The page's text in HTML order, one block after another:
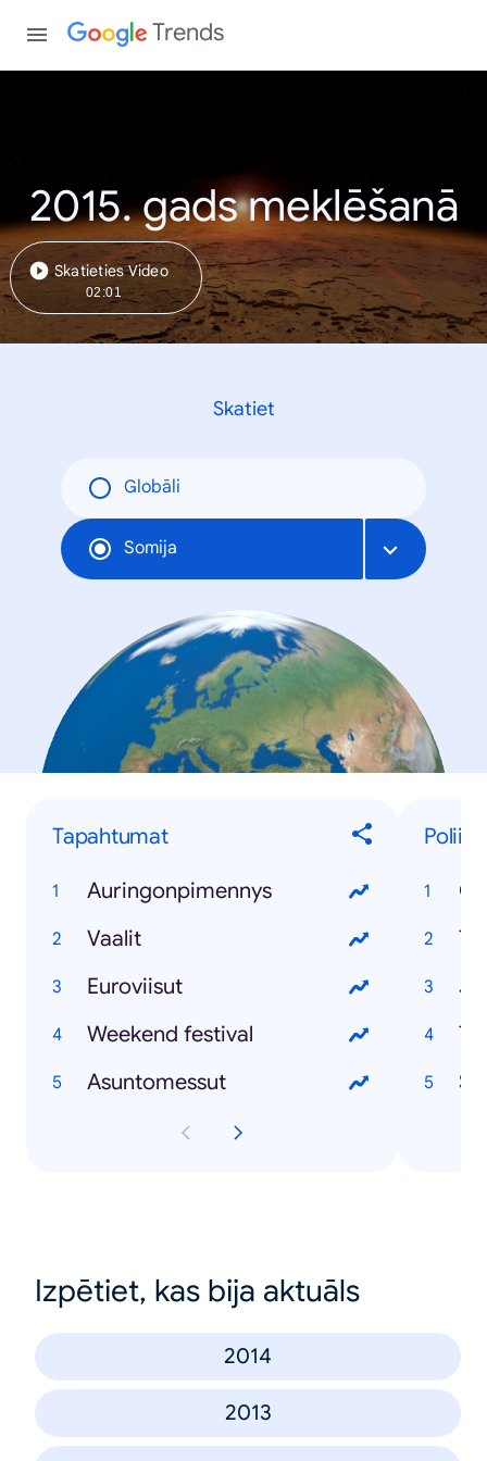
Trends
2015. gads meklēšanā
Skatieties Video
02:01
Skatiet
Globāli
Somija
Tapahtumat
Auringonpimennys
Vaalit
Euroviisut
Weekend festival
Asuntomessut
Izpētiet, kas bija aktuāls
2014
2013